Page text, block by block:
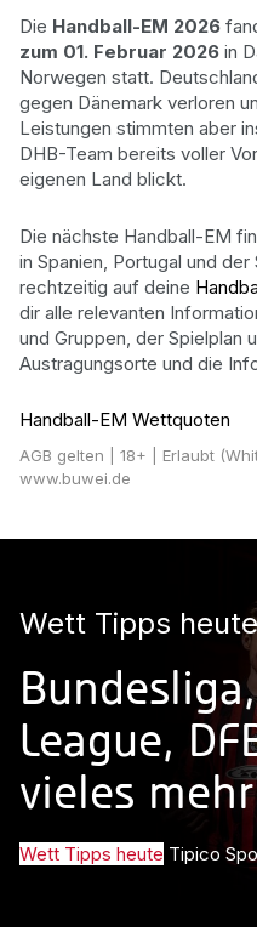
Die Handball-EM 2026
zum 01. Februar 2026 in
Norwegen statt.
gegen Dänemark verloren
Leistungen stimmten aber
DHB-Team bereits voller
eigenen Land blickt.
Die nächste Handball-EM
in Spanien, Portugal und
rechtzeitig auf deine
dir alle relevanten
und Gruppen, der Spielplan
Austragungsorte und die
Handball-EM Wettquoten
AGB gelten | 18+ | Erlaubt
www.buwei.de
Wett Tipps
League,
vieles mehr
Wett Tipps heute Tipico